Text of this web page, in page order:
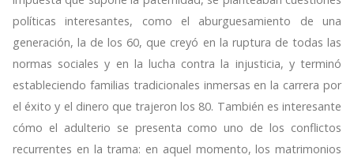
políticas interesantes, como el aburguesamiento de una
generación, la de los 60, que creyó en la ruptura de todas las
normas sociales y en la lucha contra la injusticia, y terminó
estableciendo familias tradicionales inmersas en la carrera por
el éxito y el dinero que trajeron los 80. También es interesante
cómo el adulterio se presenta como uno de los conflictos
recurrentes en la trama: en aquel momento, los matrimonios